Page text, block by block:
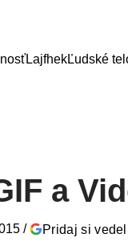
LajfhekĽudské
a
/ Pridaj si